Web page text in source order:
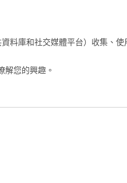
料庫和社交媒體平台）收集、使
解您的興趣。